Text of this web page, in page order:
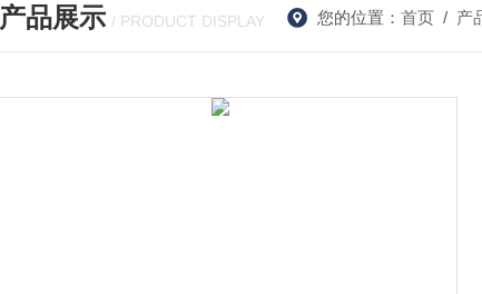
产品展示 / PRODUCT DISPLAY 您的位置： 首页/ 产